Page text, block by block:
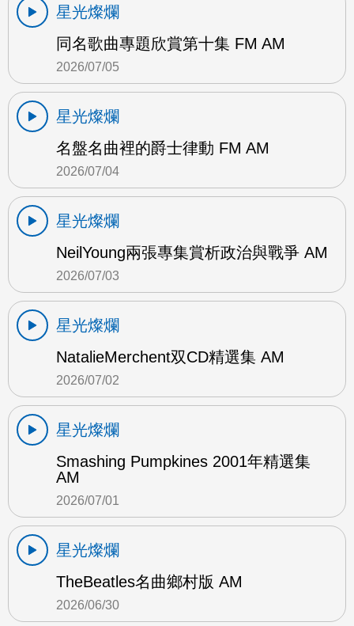
星光燦爛
同名歌曲專題欣賞第十集 FM AM
2026/07/05
星光燦爛
名盤名曲裡的爵士律動 FM AM
2026/07/04
星光燦爛
NeilYoung兩張專集賞析政治與戰爭 AM
2026/07/03
星光燦爛
NatalieMerchent双CD精選集 AM
2026/07/02
星光燦爛
Smashing Pumpkines 2001年精選集
AM
2026/07/01
星光燦爛
TheBeatles名曲鄉村版 AM
2026/06/30